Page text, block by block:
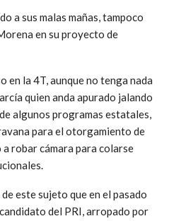
a sus malas mañas, tampoco
en su proyecto de
en la 4T, aunque no tenga nada
quien anda apurado jalando
algunos programas estatales,
para el otorgamiento de
robar cámara para colarse
este sujeto que en el pasado
del PRI, arropado por